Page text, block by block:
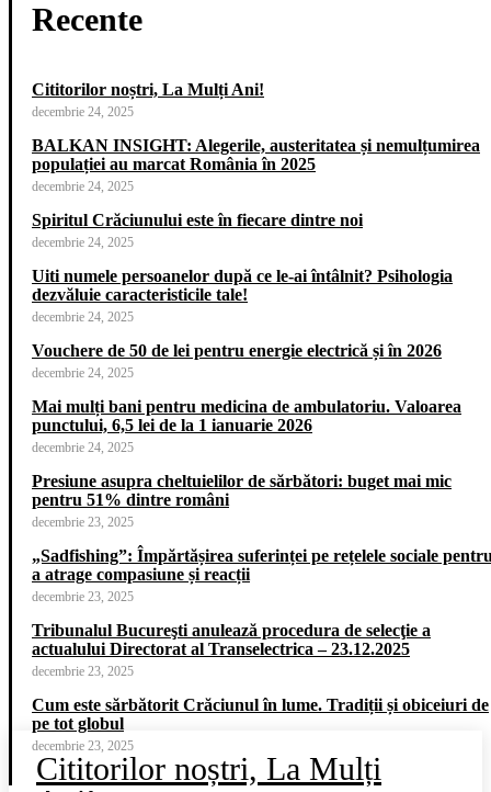
Recente
Cititorilor noștri, La Mulți Ani!
decembrie 24, 2025
BALKAN INSIGHT: Alegerile, austeritatea și nemulțumirea
populației au marcat România în 2025
decembrie 24, 2025
Spiritul Crăciunului este în fiecare dintre noi
decembrie 24, 2025
Uiti numele persoanelor după ce le-ai întâlnit? Psihologia
dezvăluie caracteristicile tale!
decembrie 24, 2025
Vouchere de 50 de lei pentru energie electrică și în 2026
decembrie 24, 2025
Mai mulți bani pentru medicina de ambulatoriu. Valoarea
punctului, 6,5 lei de la 1 ianuarie 2026
decembrie 24, 2025
Presiune asupra cheltuielilor de sărbători: buget mai mic
pentru 51% dintre români
decembrie 23, 2025
„Sadfishing”: Împărtășirea suferinței pe rețelele sociale
a atrage compasiune și reacții
decembrie 23, 2025
Tribunalul Bucureşti anulează procedura de selecţie a
actualului Directorat al Transelectrica – 23.12.2025
decembrie 23, 2025
Cum este sărbătorit Crăciunul în lume. Tradiții și obiceiuri de
pe tot globul
decembrie 23, 2025
Cititorilor noștri, La Mulți